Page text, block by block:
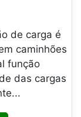
de carga é
caminhões
função
das cargas